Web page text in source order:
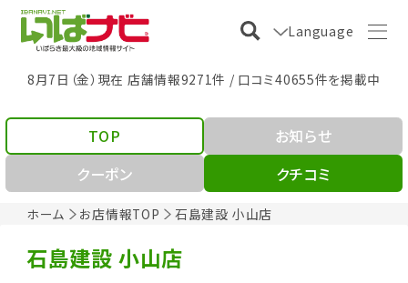
Language
8月7日（金）現在 店舗情報9271件 / 口コミ40655件を掲載中
ホーム お店情報TOP 石島建設 小山店
TOP
お知らせ
クーポン
クチコミ
石島建設 小山店